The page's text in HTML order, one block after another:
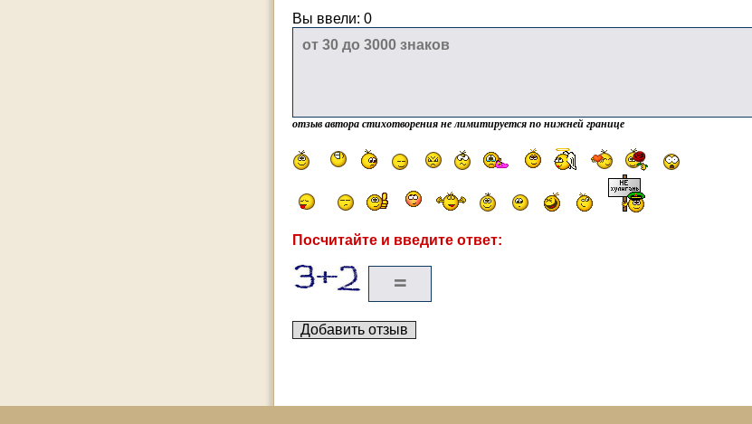
Вы ввели: 0
отзыв автора стихотворения не лимитируется по нижней границе
Посчитайте и введите ответ: